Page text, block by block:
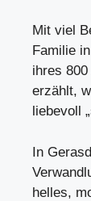
Mit viel
Familie
ihres
erzählt,
liebevoll
In
helles,